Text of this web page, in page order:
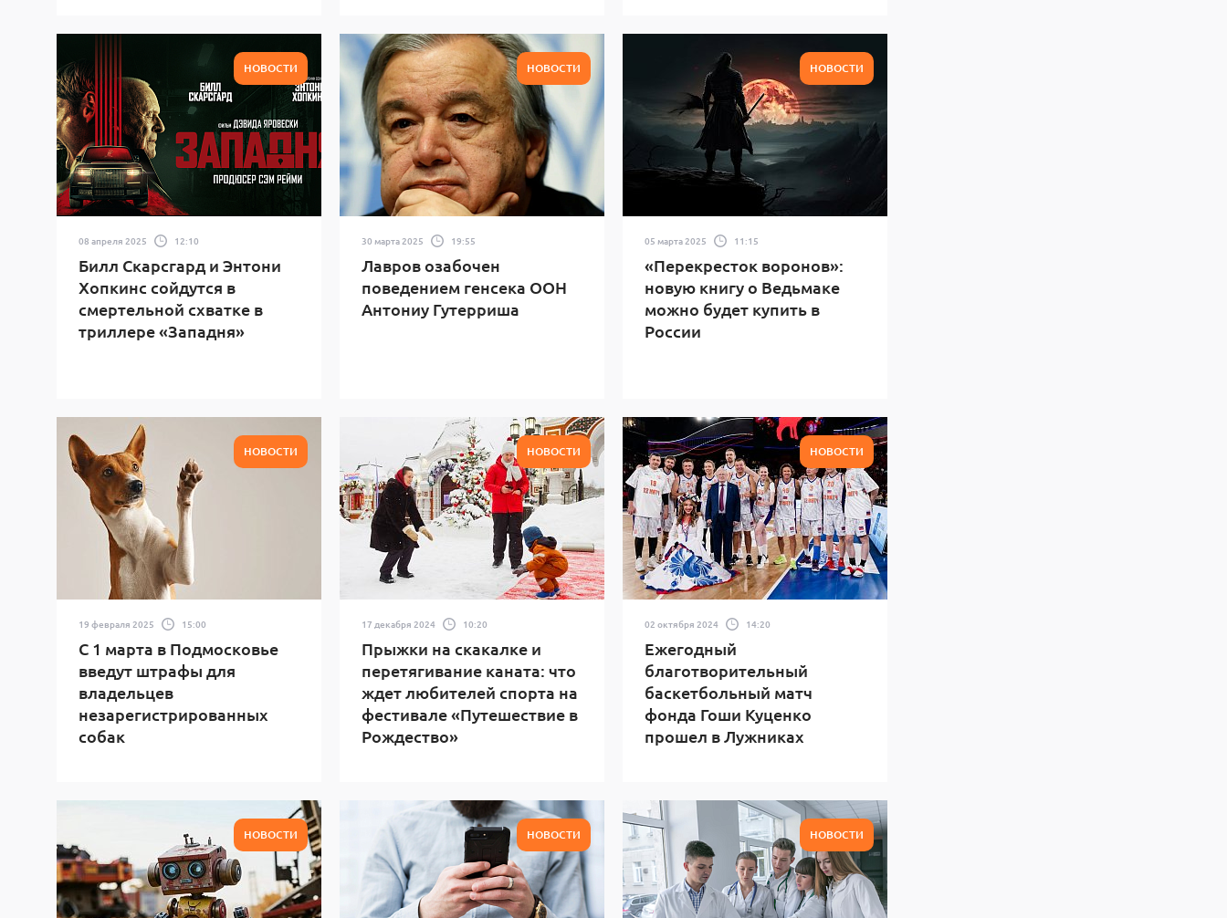
НОВОСТИ
08 апреля 2025 12:10
Билл Скарсгард и Энтони
Хопкинс сойдутся в
смертельной схватке в
триллере «Западня»
НОВОСТИ
30 марта 2025 19:55
Лавров озабочен
поведением генсека ООН
Антониу Гутерриша
НОВОСТИ
05 марта 2025 11:15
«Перекресток воронов»:
новую книгу о Ведьмаке
можно будет купить в
России
НОВОСТИ
19 февраля 2025 15:00
С 1 марта в Подмосковье
введут штрафы для
владельцев
незарегистрированных
собак
НОВОСТИ
17 декабря 2024 10:20
Прыжки на скакалке и
перетягивание каната: что
ждет любителей спорта на
фестивале «Путешествие в
Рождество»
НОВОСТИ
02 октября 2024 14:20
Ежегодный
благотворительный
баскетбольный матч
фонда Гоши Куценко
прошел в Лужниках
НОВОСТИ НОВОСТИ НОВОСТИ